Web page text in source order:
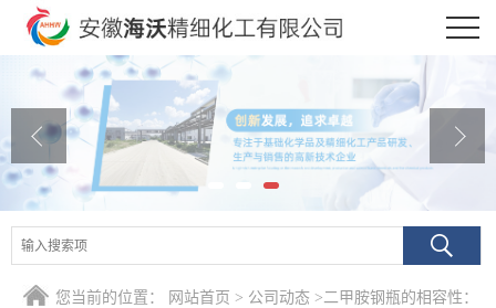
公司首页
公司介绍
公司动态
产品展厅
您当前的位置： 网站首页 > 公司动态 >二甲胺钢瓶的相容性：